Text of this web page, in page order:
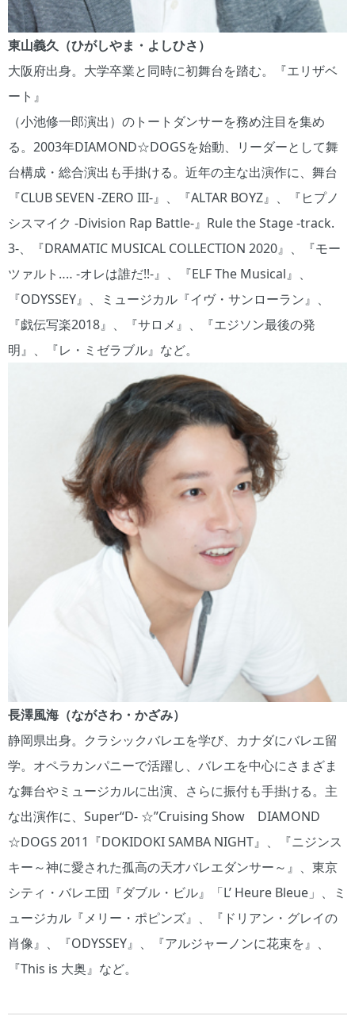
東山義久（ひがしやま・よしひさ）
大阪府出身。大学卒業と同時に初舞台を踏む。『エリザベ
ート』
（小池修一郎演出）のトートダンサーを務め注目を集め
る。2003年DIAMOND☆DOGSを始動、リーダーとして舞
台構成・総合演出も手掛ける。近年の主な出演作に、舞台
『CLUB SEVEN -ZERO III-』、『ALTAR BOYZ』、『ヒプノ
シスマイク -Division Rap Battle-』Rule the Stage -track.
3-、『DRAMATIC MUSICAL COLLECTION 2020』、『モー
ツァルト‥‥ -オレは誰だ!!-』、『ELF The Musical』、
『ODYSSEY』、ミュージカル『イヴ・サンローラン』、
『戯伝写楽2018』、『サロメ』、『エジソン最後の発
明』、『レ・ミゼラブル』など。
長澤風海（ながさわ・かざみ）
静岡県出身。クラシックバレエを学び、カナダにバレエ留
学。オペラカンパニーで活躍し、バレエを中心にさまざま
な舞台やミュージカルに出演、さらに振付も手掛ける。主
な出演作に、Super“D- ☆”Cruising Show DIAMOND
☆DOGS 2011『DOKIDOKI SAMBA NIGHT』、『ニジンス
キー～神に愛された孤高の天才バレエダンサー～』、東京
シティ・バレエ団『ダブル・ビル』「L’ Heure Bleue」、ミ
ュージカル『メリー・ポピンズ』、『ドリアン・グレイの
肖像』、『ODYSSEY』、『アルジャーノンに花束を』、
『This is 大奥』など。